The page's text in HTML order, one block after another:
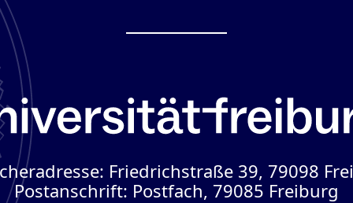
Friedrichstraße 39, 79098
Postanschrift: Postfach, 79085 Freiburg